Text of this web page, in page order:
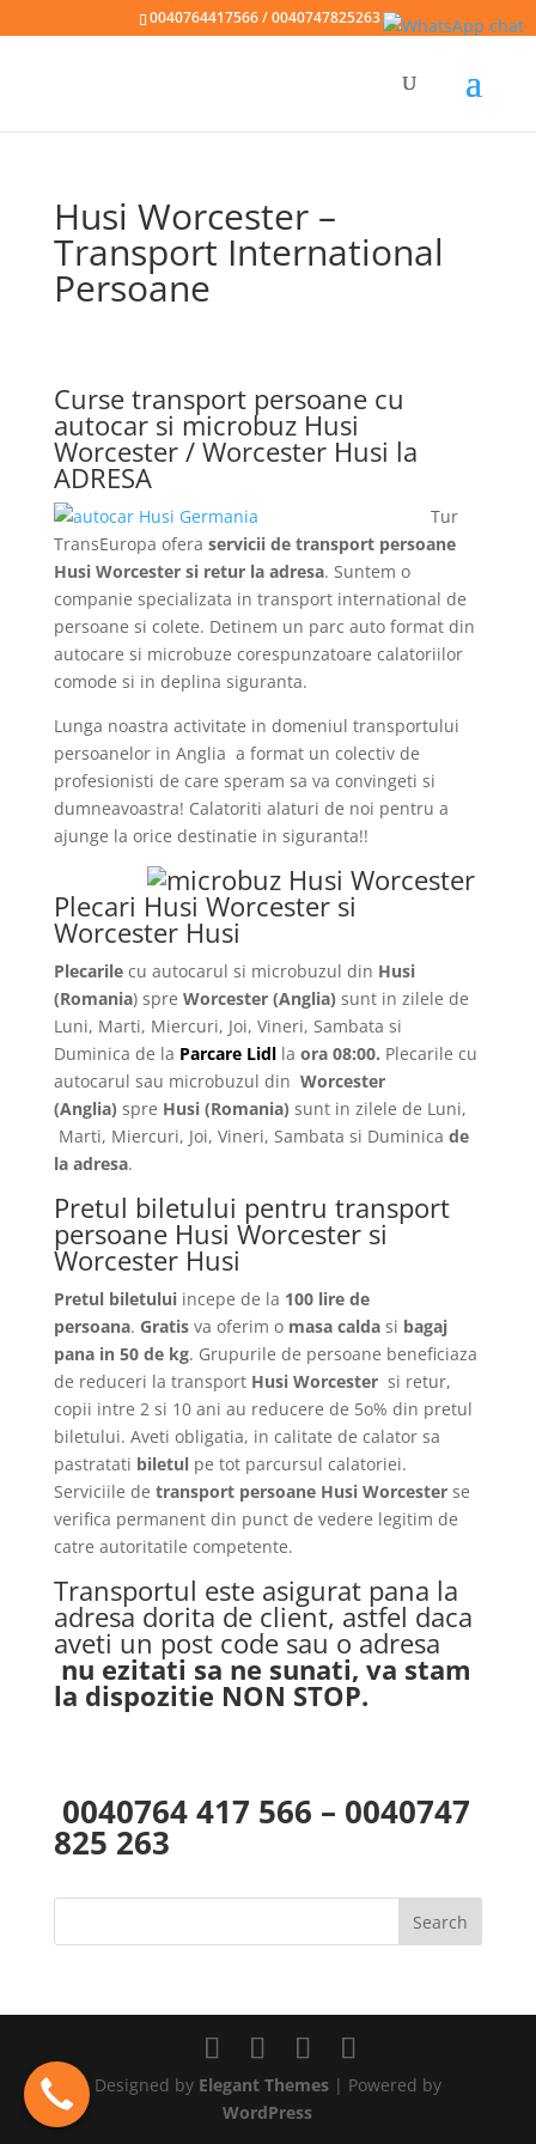
0040764417566 / 0040747825263
Husi Worcester –
Transport International
Persoane
Curse transport persoane cu
autocar si microbuz Husi
Worcester / Worcester Husi la
ADRESA
Tur
TransEuropa ofera servicii de transport persoane
Husi Worcester si retur la adresa. Suntem o
companie specializata in transport international de
persoane si colete. Detinem un parc auto format din
autocare si microbuze corespunzatoare calatoriilor
comode si in deplina siguranta.
Lunga noastra activitate in domeniul transportului
persoanelor in Anglia a format un colectiv de
profesionisti de care speram sa va convingeti si
dumneavoastra! Calatoriti alaturi de noi pentru a
ajunge la orice destinatie in siguranta!!
Plecari Husi Worcester si
Worcester Husi
Plecarilecu autocarul si microbuzul din Husi
(Romania) spre Worcester (Anglia) sunt in zilele de
Luni, Marti, Miercuri, Joi, Vineri, Sambata si
Duminica de la Parcare Lidlla ora 08:00. Plecarile cu
autocarul sau microbuzul din Worcester
(Anglia) spre Husi (Romania) sunt in zilele de Luni,
Marti, Miercuri, Joi, Vineri, Sambata si Duminica de
la adresa.
Pretul biletului pentru transport
persoane Husi Worcester si
Worcester Husi
Pretul biletuluiincepe de la 100 lire de
persoana. Gratisva oferim o masa caldasi bagaj
pana in 50 de kg. Grupurile de persoane beneficiaza
de reduceri la transport Husi Worcester si retur,
copii intre 2 si 10 ani au reducere de 5o% din pretul
biletului. Aveti obligatia, in calitate de calator sa
pastratati biletulpe tot parcursul calatoriei.
Serviciile de transport persoane Husi Worcester se
verifica permanent din punct de vedere legitim de
catre autoritatile competente.
Transportul este asigurat pana la
adresa dorita de client, astfel daca
aveti un post code sau o adresa
nu ezitati sa ne sunati, va stam
la dispozitie NON STOP.
0040764 417 566 – 0040747
825 263
Designed by Elegant Themes| Powered by
WordPress